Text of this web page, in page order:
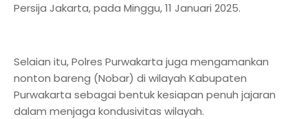
Persija Jakarta, pada Minggu, 11 Januari 2025.
Selaian itu, Polres Purwakarta juga mengamankan
nonton bareng (Nobar) di wilayah Kabupaten
Purwakarta sebagai bentuk kesiapan penuh jajaran
dalam menjaga kondusivitas wilayah.